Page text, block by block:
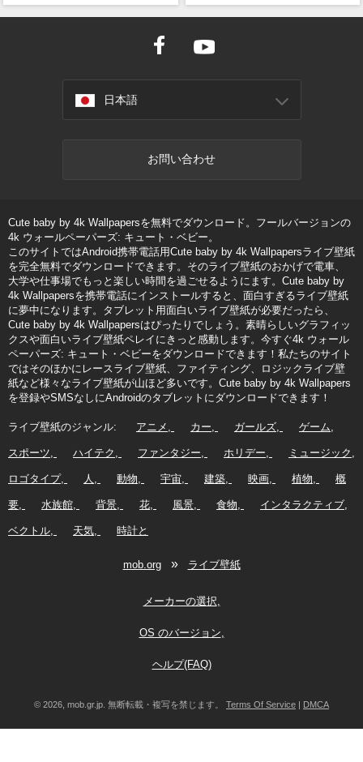
日本語
お問い合わせ
Cute baby by 4k Wallpapersを無料でダウンロード。フールバージョンの
4k ウォールペーパーズ: キュート・ベビー。
このサイトではAndroid携帯電話用Cute baby by 4k Wallpapersライブ壁紙
を完全無料でダウンロードできます。そのライブ壁紙のおかげで電車、
大学や仕事場でもっと楽しい時間を過ごせるようにます。Cute baby by
4k Wallpapersを携帯電話にインストールすると、面白すぎるライブ壁紙
に夢中になります。タブレット用面白いライブ壁紙が必要だったら、
Cute baby by 4k Wallpapersはぴったりでしょう。素晴らしいグラフィッ
クスや面白いライブ壁紙ペレイにきっと感動します。今すぐ4k ウォール
ペーパーズ: キュート・ベビーをダウンロードできます！私たちのサイト
ではそのほかにレースライブ壁紙、ファイティング、ロジックライブ壁
紙など様々なライブ壁紙が山ほど多いです。Cute baby by 4k Wallpapers
を登録やSMSなしにAndroidのタブレットにダウンロードできます！
ライブ壁紙のジャンル: アニメ カー ガールズ ゲーム
スポーツ ハイテク ファンタジー ホリデー ミュージック
ロゴタイプ 人 動物 宇宙 建築 映画 植物 概
要 水族館 背景 花 風景 食物 インタラクティブ
ベクトル 天気 時計と
mob.org» ライブ壁紙
メーカーの選択
OS のバージョン
ヘルプ(FAQ)
© 2026, mob.gr.jp. 無断転載・複写を禁じます。 Terms Of Service DMCA